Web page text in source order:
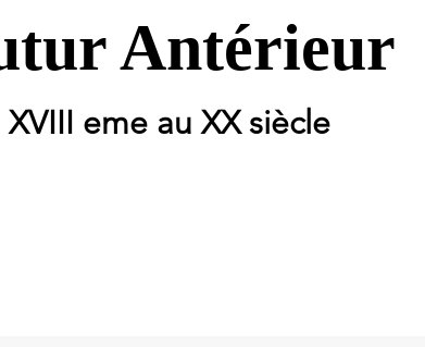
Antérieur
eme au XX siècle